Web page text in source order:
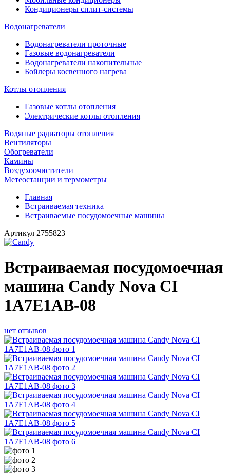
Кондиционеры сплит-системы
Водонагреватели
Водонагреватели проточные
Газовые водонагреватели
Водонагреватели накопительные
Бойлеры косвенного нагрева
Котлы отопления
Газовые котлы отопления
Электрические котлы отопления
Водяные радиаторы отопления
Вентиляторы
Обогреватели
Камины
Воздухоочистители
Метеостанции и термометры
Главная
Встраиваемая техника
Встраиваемые посудомоечные машины
Артикул 2755823
Встраиваемая посудомоечная
машина Candy Nova CI
1A7E1AB-08
нет отзывов